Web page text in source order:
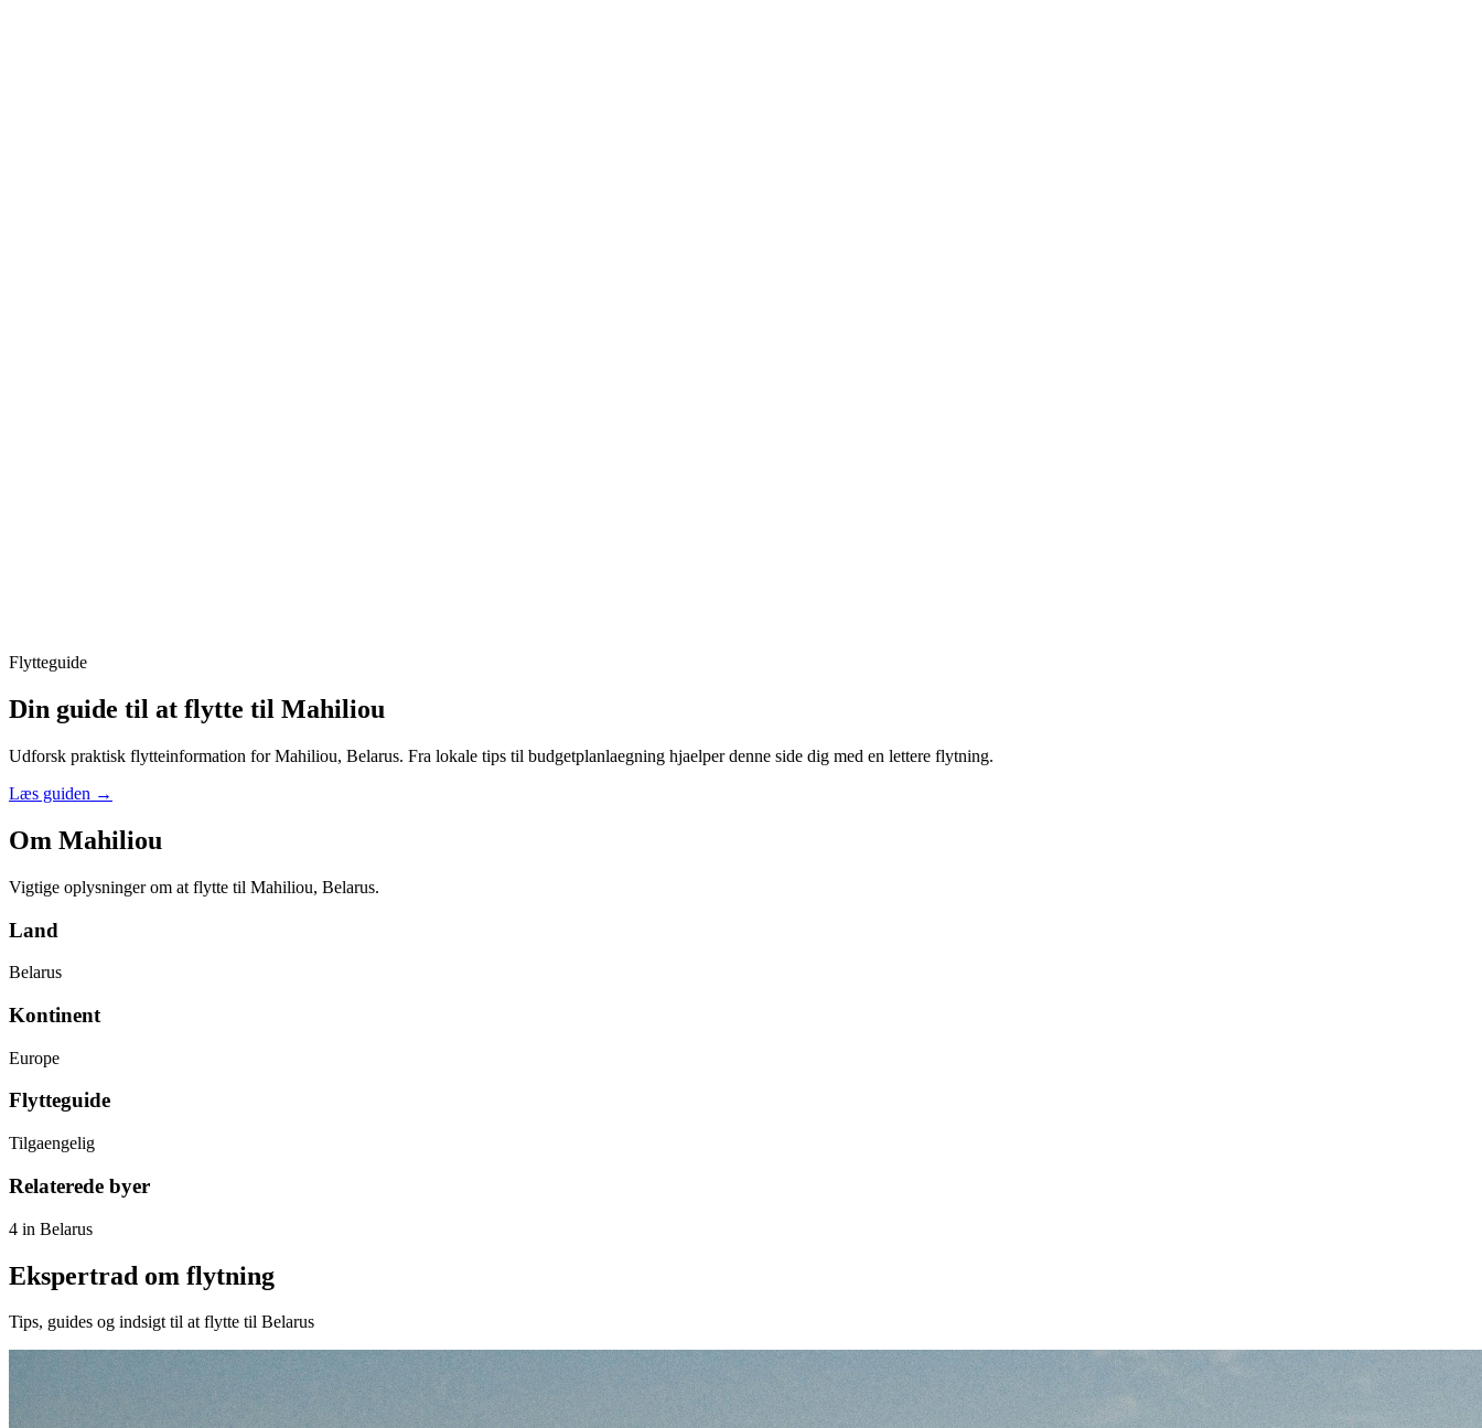
Flytteguide
Din guide til at flytte til Mahiliou
Udforsk praktisk flytteinformation for Mahiliou, Belarus. Fra lokale tips til budgetplanlaegning hjaelper denne side dig med en lettere flytning.
Læs guiden →
Om Mahiliou
Vigtige oplysninger om at flytte til Mahiliou, Belarus.
Land
Belarus
Kontinent
Europe
Flytteguide
Tilgaengelig
Relaterede byer
4 in Belarus
Ekspertrad om flytning
Tips, guides og indsigt til at flytte til Belarus